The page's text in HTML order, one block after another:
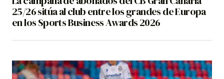
25/26 sitúa al club entre los grandes de Europa
en los Sports Business Awards 2026